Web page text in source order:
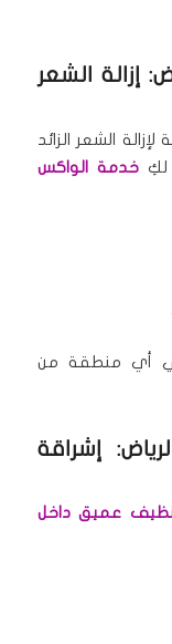
إزالة الشعر
الشعر الزائد
لكِخدمة الواكس
أي منطقة من
إشراقة
عميق داخل